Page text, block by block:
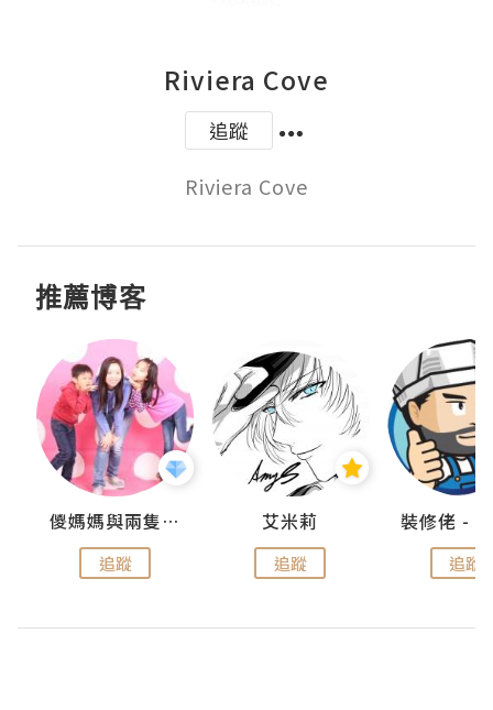
Riviera Cove
追蹤
Riviera Cove
推薦博客
儍媽媽與兩隻小魔怪之家
追蹤
艾米莉
追蹤 追蹤